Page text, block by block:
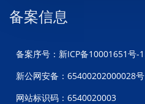
备案信息
备案序号：新ICP备10001651号-1
新公网安备：65400202000028号
网站标识码：6540020003